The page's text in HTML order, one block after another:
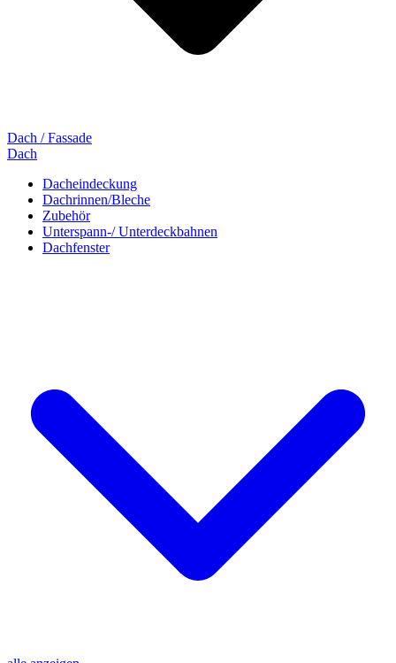
Dach / Fassade
Dach
Dacheindeckung
Dachrinnen/Bleche
Zubehör
Unterspann-/ Unterdeckbahnen
Dachfenster